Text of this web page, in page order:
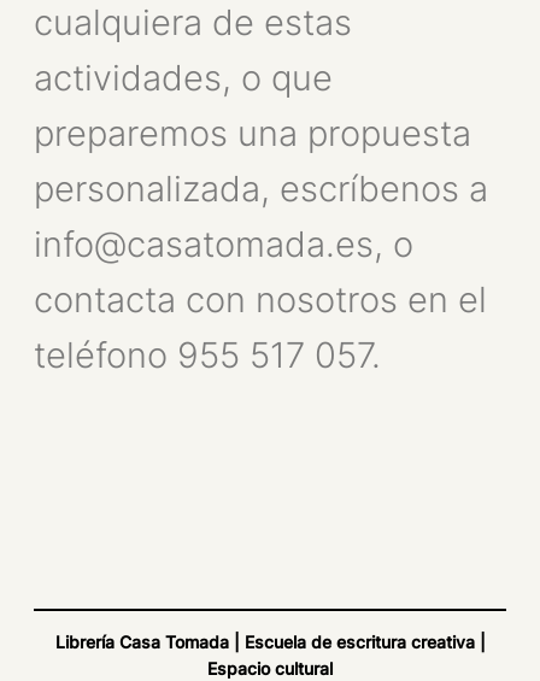
cualquiera de estas
actividades, o que
preparemos una propuesta
personalizada, escríbenos a
info@casatomada.es, o
contacta con nosotros en el
teléfono 955 517 057.
Librería Casa Tomada | Escuela de escritura creativa |
Espacio cultural